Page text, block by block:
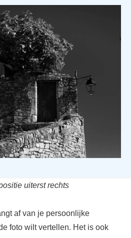
uiterst rechts
af van je persoonlijke
foto wilt vertellen. Het is ook